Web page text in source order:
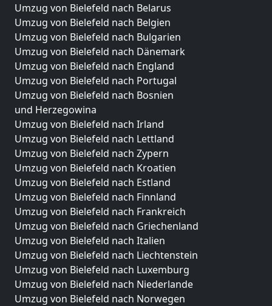
Umzug von Bielefeld nach Belarus
Umzug von Bielefeld nach Belgien
Umzug von Bielefeld nach Bulgarien
Umzug von Bielefeld nach Dänemark
Umzug von Bielefeld nach England
Umzug von Bielefeld nach Portugal
Umzug von Bielefeld nach Bosnien
und Herzegowina
Umzug von Bielefeld nach Irland
Umzug von Bielefeld nach Lettland
Umzug von Bielefeld nach Zypern
Umzug von Bielefeld nach Kroatien
Umzug von Bielefeld nach Estland
Umzug von Bielefeld nach Finnland
Umzug von Bielefeld nach Frankreich
Umzug von Bielefeld nach Griechenland
Umzug von Bielefeld nach Italien
Umzug von Bielefeld nach Liechtenstein
Umzug von Bielefeld nach Luxemburg
Umzug von Bielefeld nach Niederlande
Umzug von Bielefeld nach Norwegen